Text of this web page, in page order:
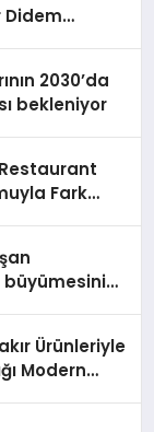
Didem
2030’da
bekleniyor
Fark
büyümesini
Ürünleriyle
Modern